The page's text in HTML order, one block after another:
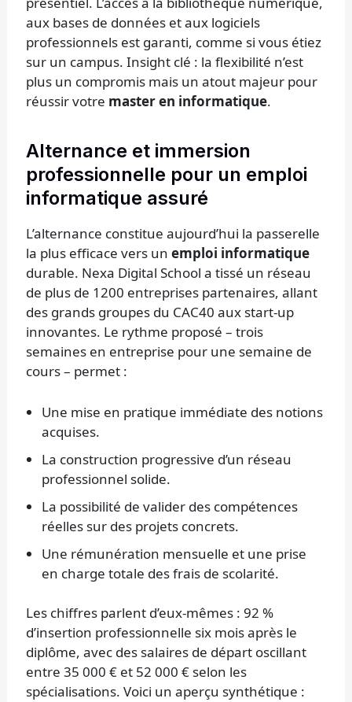
aux bases de données et aux logiciels
professionnels est garanti, comme si vous étiez
sur un campus. Insight clé : la flexibilité n’est
plus un compromis mais un atout majeur pour
réussir votre master en informatique.
Alternance et immersion
professionnelle pour un emploi
informatique assuré
L’alternance constitue aujourd’hui la passerelle
la plus efficace vers unemploi informatique
durable. Nexa Digital School a tissé un réseau
de plus de 1200 entreprises partenaires, allant
des grands groupes du CAC40 aux start-up
innovantes. Le rythme proposé – trois
semaines en entreprise pour une semaine de
cours – permet :
Une mise en pratique immédiate des notions
acquises.
La construction progressive d’un réseau
professionnel solide.
La possibilité de valider des compétences
réelles sur des projets concrets.
Une rémunération mensuelle et une prise
en charge totale des frais de scolarité.
Les chiffres parlent d’eux-mêmes : 92 %
d’insertion professionnelle six mois après le
diplôme, avec des salaires de départ oscillant
entre 35 000 € et 52 000 € selon les
spécialisations. Voici un aperçu synthétique :